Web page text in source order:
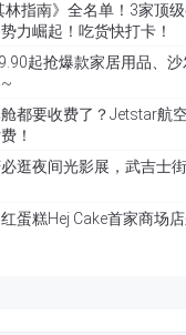
指南》全名单！3家顶
力崛起！吃货快打卡！
起抢爆款家居用品、
都要收费了？Jetstar航
！
逛夜间光影展，武吉士
蛋糕Hej Cake首家商场